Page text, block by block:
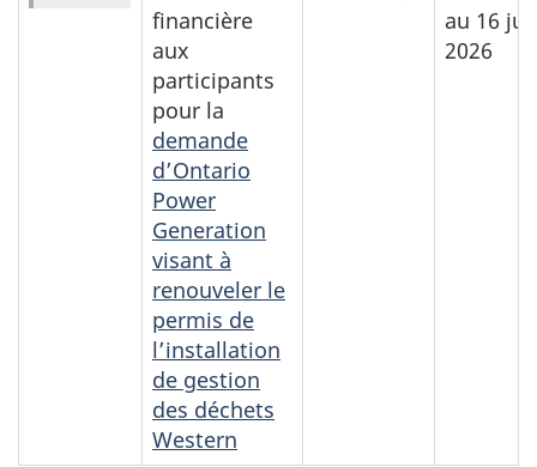
financière
aux
participants
pour la
demande
d’Ontario
Power
Generation
visant à
renouveler le
permis de
l’installation
de gestion
des déchets
Western
au 16
2026